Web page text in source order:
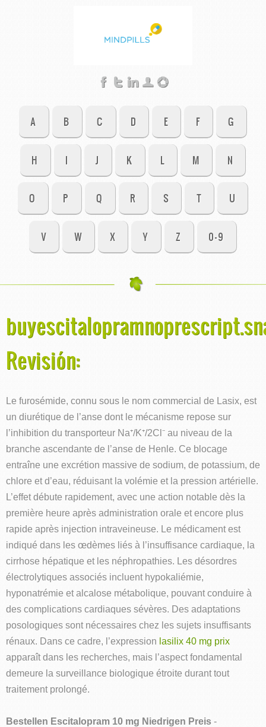
A B C D E F G
H I J K L M N
O P Q R S T U
V W X Y Z 0-9
Revisión:
Le furosémide, connu sous le nom commercial de Lasix, est
un diurétique de l’anse dont le mécanisme repose sur
l’inhibition du transporteur Na⁺/K⁺/2Cl⁻ au niveau de la
branche ascendante de l’anse de Henle. Ce blocage
entraîne une excrétion massive de sodium, de potassium, de
chlore et d’eau, réduisant la volémie et la pression artérielle.
L’effet débute rapidement, avec une action notable dès la
première heure après administration orale et encore plus
rapide après injection intraveineuse. Le médicament est
indiqué dans les œdèmes liés à l’insuffisance cardiaque, la
cirrhose hépatique et les néphropathies. Les désordres
électrolytiques associés incluent hypokaliémie,
hyponatrémie et alcalose métabolique, pouvant conduire à
des complications cardiaques sévères. Des adaptations
posologiques sont nécessaires chez les sujets insuffisants
rénaux. Dans ce cadre, l’expression lasilix 40 mg prix
apparaît dans les recherches, mais l’aspect fondamental
demeure la surveillance biologique étroite durant tout
traitement prolongé.
Bestellen Escitalopram 10 mg Niedrigen Preis -